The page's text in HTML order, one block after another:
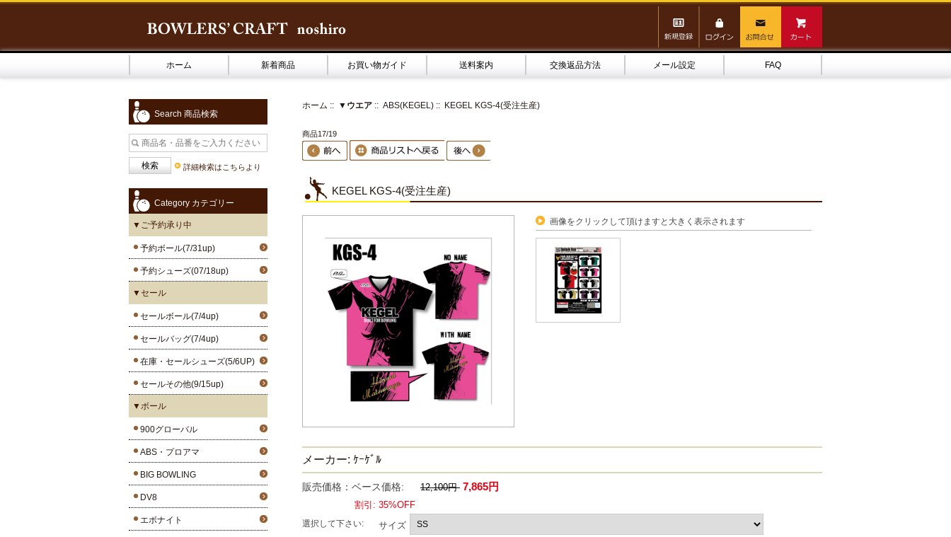
ホーム 新着商品 お買い物ガイド 送料案内 交換返品方法 メール設定 FAQ
Search 商品検索
詳細検索はこちらより
Category カテゴリー
▼ご予約承り中
予約ボール(7/31up)
予約シューズ(07/18up)
▼セール
セールボール(7/4up)
セールバッグ(7/4up)
在庫・セールシューズ(5/6UP)
セールその他(9/15up)
▼ボール
900グローバル
ABS・プロアマ
BIG BOWLING
DV8
エボナイト
ホーム :: ▼ウエア :: ABS(KEGEL) :: KEGEL KGS-4(受注生産)
商品17/19
KEGEL KGS-4(受注生産)
画像をクリックして頂けますと大きく表示されます
メーカー: ｹｰｹﾞﾙ
販売価格：ベース価格: 12,100円 7,865円
割引: 35%OFF
選択して下さい:
サイズ